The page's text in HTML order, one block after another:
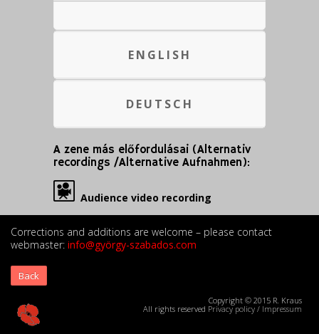
ENGLISH
DEUTSCH
A zene más előfordulásai (Alternativ
recordings /Alternative Aufnahmen):
Audience video recording
Corrections and additions are welcome – please contact
webmaster: info@györgy-szabados.com
Back
Copyright © 2015 R. Kraus
All rights reserved Privacy policy / Impressum